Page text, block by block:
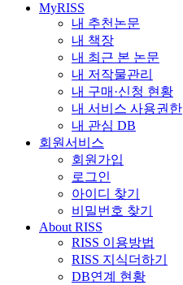
MyRISS
내 추천논문
내 책장
내 최근 본 논문
내 저작물관리
내 구매·신청 현황
내 서비스 사용권한
내 관심 DB
회원서비스
회원가입
로그인
아이디 찾기
비밀번호 찾기
About RISS
RISS 이용방법
RISS 지식더하기
DB연계 현황